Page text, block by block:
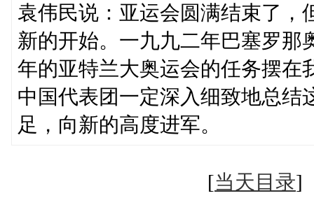
袁伟民说：亚运会圆满结束了，
新的开始。一九九二年巴塞罗那
年的亚特兰大奥运会的任务摆在
中国代表团一定深入细致地总结
足，向新的高度进军。
[当天目录